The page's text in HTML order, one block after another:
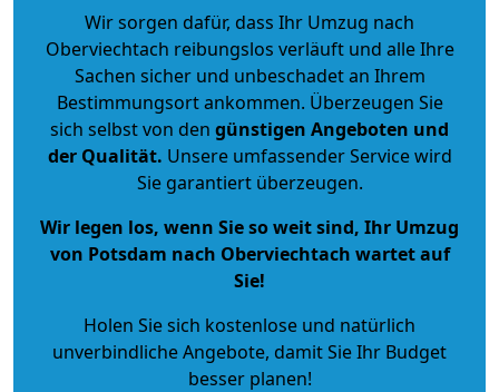
Wir sorgen dafür, dass Ihr Umzug nach
Oberviechtach reibungslos verläuft und alle Ihre
Sachen sicher und unbeschadet an Ihrem
Bestimmungsort ankommen. Überzeugen Sie
sich selbst von den günstigen Angeboten und
der Qualität. Unsere umfassender Service wird
Sie garantiert überzeugen.
Wir legen los, wenn Sie so weit sind, Ihr Umzug
von Potsdam nach Oberviechtach wartet auf
Sie!
Holen Sie sich kostenlose und natürlich
unverbindliche Angebote, damit Sie Ihr Budget
besser planen!